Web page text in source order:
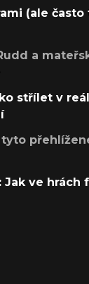
(ale často
a
střílet v
Jak ve hrách